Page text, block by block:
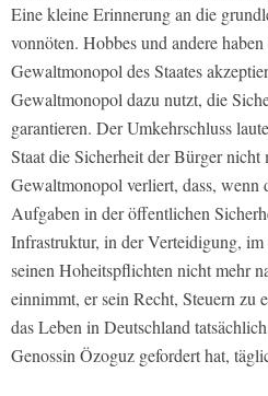
Eine kleine Erinnerung an die
vonnöten. Hobbes und andere
Gewaltmonopol des Staates
Gewaltmonopol dazu nutzt, die
garantieren. Der Umkehrschluss
Staat die Sicherheit der Bürger nicht
Gewaltmonopol verliert, dass, wenn
Aufgaben in der öffentlichen
Infrastruktur, in der Verteidigung,
seinen Hoheitspflichten nicht mehr
einnimmt, er sein Recht, Steuern zu
das Leben in Deutschland
Genossin Özoguz gefordert hat,